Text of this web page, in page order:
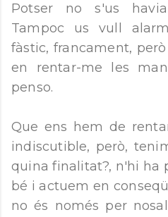
Potser no s'us
Tampoc us vull
fàstic, francament,
en rentar-me les
penso.
Que ens hem de
indiscutible, però,
quina finalitat?, n'hi ha
bé i actuem en
no és només per